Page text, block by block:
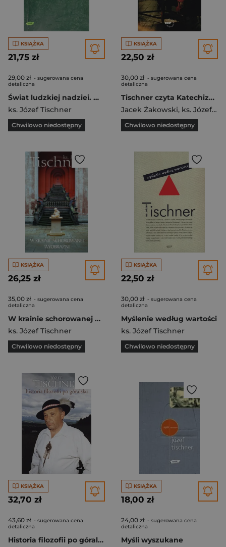
KSIĄŻKA
21,75 zł
29,00 zł - sugerowana cena
detaliczna
Świat ludzkiej nadziei. Wybór szkiców filozoficznych 1966-1975
ks. Józef Tischner
Chwilowo niedostępny
KSIĄŻKA
22,50 zł
30,00 zł - sugerowana cena
detaliczna
Tischner czyta Katechizm. Rozmowy o Katechizmie
Jacek Żakowski, ks. Józef Tischner
Chwilowo niedostępny
KSIĄŻKA
26,25 zł
35,00 zł - sugerowana cena
detaliczna
W krainie schorowanej wyobraźni
ks. Józef Tischner
Chwilowo niedostępny
KSIĄŻKA
22,50 zł
30,00 zł - sugerowana cena
detaliczna
Myślenie według wartości
ks. Józef Tischner
Chwilowo niedostępny
KSIĄŻKA
32,70 zł
43,60 zł - sugerowana cena
detaliczna
Historia filozofii po góralsku
KSIĄŻKA
18,00 zł
24,00 zł - sugerowana cena
detaliczna
Myśli wyszukane